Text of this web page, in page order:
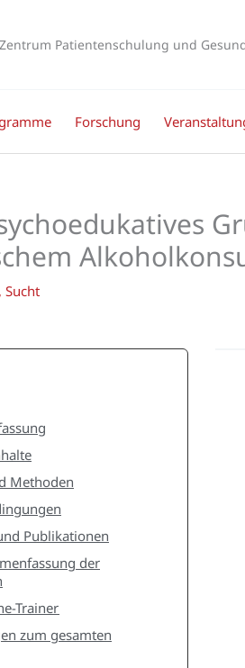
Zentrum Patientenschulung und
Forschung
, Sucht
Methoden
Publikationen
der
Trainer
zum gesamten